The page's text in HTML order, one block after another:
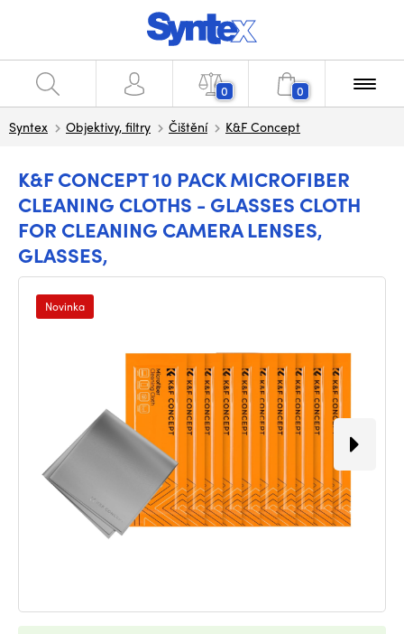
0 0
Syntex Objektivy, filtry Čištění K&F Concept
K&F CONCEPT 10 PACK MICROFIBER
CLEANING CLOTHS - GLASSES CLOTH
FOR CLEANING CAMERA LENSES,
GLASSES,
Novinka